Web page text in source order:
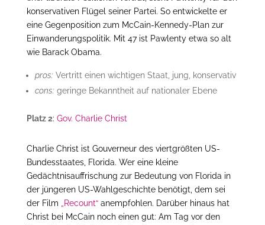
konservativen Flügel seiner Partei. So entwickelte er
eine Gegenposition zum McCain-Kennedy-Plan zur
Einwanderungspolitik. Mit 47 ist Pawlenty etwa so alt
wie Barack Obama.
pros:Vertritt einen wichtigen Staat, jung, konservativ
cons:geringe Bekanntheit auf nationaler Ebene
Platz 2: Gov. Charlie Christ
Charlie Christ ist Gouverneur des viertgrößten US-
Bundesstaates, Florida. Wer eine kleine
Gedächtnisauffrischung zur Bedeutung von Florida in
der jüngeren US-Wahlgeschichte benötigt, dem sei
der Film
„Recount“anempfohlen. Darüber hinaus hat
Christ bei McCain noch einen gut: Am Tag vor den